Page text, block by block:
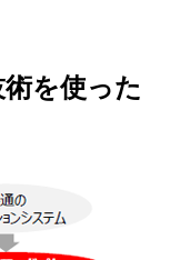
を使った